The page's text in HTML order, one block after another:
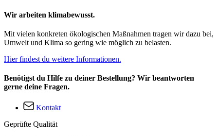
Wir arbeiten klimabewusst.
Mit vielen konkreten ökologischen Maßnahmen tragen wir dazu bei,
Umwelt und Klima so gering wie möglich zu belasten.
Hier findest du weitere Informationen.
Benötigst du Hilfe zu deiner Bestellung? Wir beantworten
gerne deine Fragen.
Kontakt
Geprüfte Qualität